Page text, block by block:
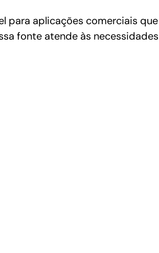
para aplicações comerciais que
fonte atende às